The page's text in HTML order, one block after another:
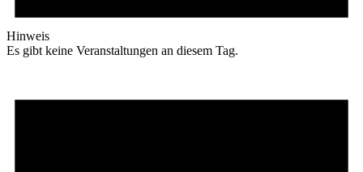
Hinweis
Es gibt keine Veranstaltungen an diesem Tag.